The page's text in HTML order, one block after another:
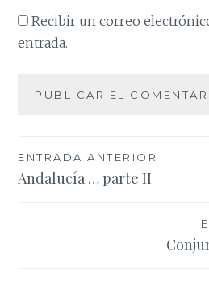
Recibir un correo
entrada.
Navegación
de
ENTRADA ANTERIOR
Andalucía … parte II